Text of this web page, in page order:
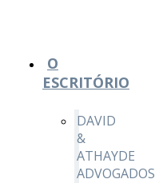
O
ESCRITÓRIO
DAVID
&
ATHAYDE
ADVOGADOS